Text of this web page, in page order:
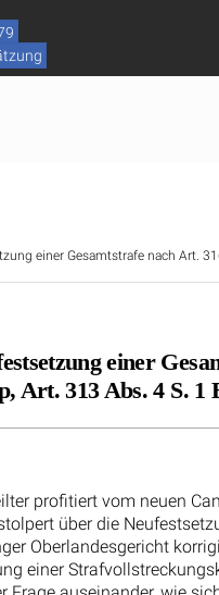
einer Gesamtstrafe nach Art.
einer
Art. 313 Abs. 4 S. 1
profitiert vom neuen
über die
Oberlandesgericht
einer